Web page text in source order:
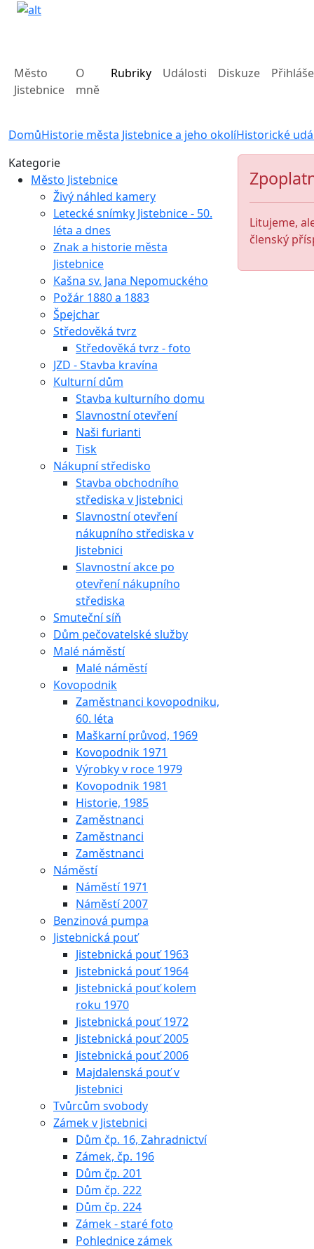
Město
Jistebnice
O
mně
Rubriky Události Diskuze
DomůHistorie města Jistebnice a jeho okolíHistorické
Litujeme,
členský
Kategorie
Město Jistebnice
Živý náhled kamery
Letecké snímky Jistebnice - 50.
léta a dnes
Znak a historie města
Jistebnice
Kašna sv. Jana Nepomuckého
Požár 1880 a 1883
Špejchar
Středověká tvrz
Středověká tvrz - foto
JZD - Stavba kravína
Kulturní dům
Stavba kulturního domu
Slavnostní otevření
Naši furianti
Tisk
Nákupní středisko
Stavba obchodního
střediska v Jistebnici
Slavnostní otevření
nákupního střediska v
Jistebnici
Slavnostní akce po
otevření nákupního
střediska
Smuteční síň
Dům pečovatelské služby
Malé náměstí
Malé náměstí
Kovopodnik
Zaměstnanci kovopodniku,
60. léta
Maškarní průvod, 1969
Kovopodnik 1971
Výrobky v roce 1979
Kovopodnik 1981
Historie, 1985
Zaměstnanci
Zaměstnanci
Zaměstnanci
Náměstí
Náměstí 1971
Náměstí 2007
Benzinová pumpa
Jistebnická pouť
Jistebnická pouť 1963
Jistebnická pouť 1964
Jistebnická pouť kolem
roku 1970
Jistebnická pouť 1972
Jistebnická pouť 2005
Jistebnická pouť 2006
Majdalenská pouť v
Jistebnici
Tvůrcům svobody
Zámek v Jistebnici
Dům čp. 16, Zahradnictví
Zámek, čp. 196
Dům čp. 201
Dům čp. 222
Dům čp. 224
Zámek - staré foto
Pohlednice zámek